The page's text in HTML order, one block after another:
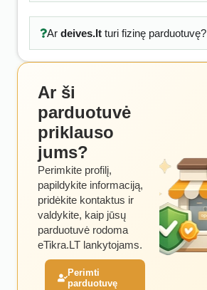
Ar deives.ltturi fizinę parduotuvę?
Ar ši
parduotuvė
priklauso
jums?
Perimkite profilį,
papildykite informaciją,
pridėkite kontaktus ir
valdykite, kaip jūsų
parduotuvė rodoma
eTikra.LT lankytojams.
Perimti
parduotuvę